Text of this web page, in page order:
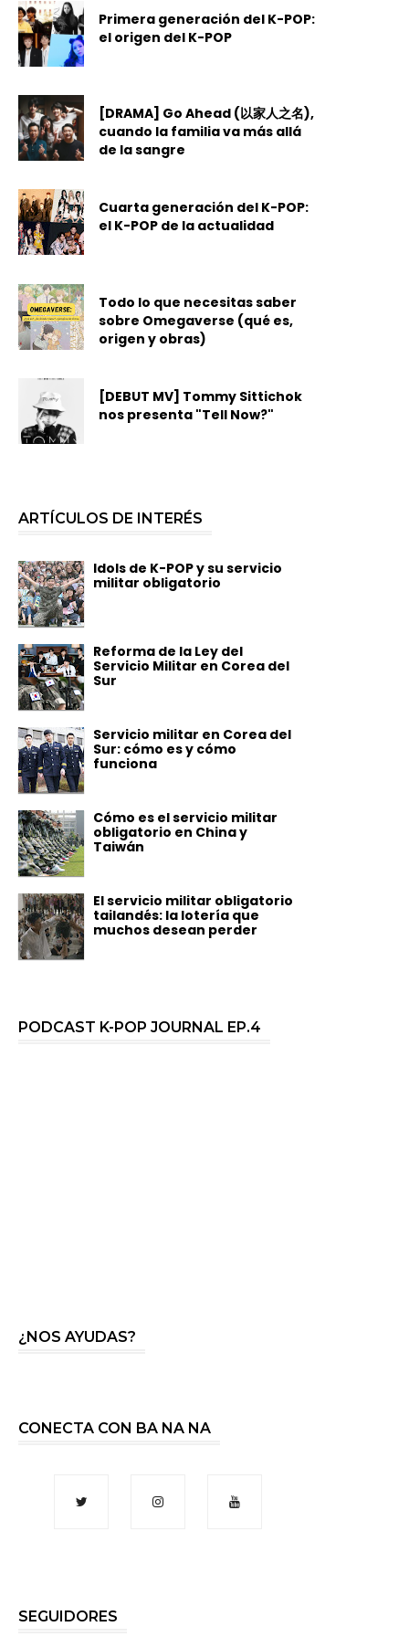
Primera generación del K-POP:
el origen del K-POP
[DRAMA] Go Ahead (以家人之名),
cuando la familia va más allá
de la sangre
Cuarta generación del K-POP:
el K-POP de la actualidad
Todo lo que necesitas saber
sobre Omegaverse (qué es,
origen y obras)
[DEBUT MV] Tommy Sittichok
nos presenta "Tell Now?"
ARTÍCULOS DE INTERÉS
Idols de K-POP y su servicio
militar obligatorio
Reforma de la Ley del
Servicio Militar en Corea del
Sur
Servicio militar en Corea del
Sur: cómo es y cómo
funciona
Cómo es el servicio militar
obligatorio en China y
Taiwán
El servicio militar obligatorio
tailandés: la lotería que
muchos desean perder
PODCAST K-POP JOURNAL EP.4
¿NOS AYUDAS?
CONECTA CON BA NA NA
SEGUIDORES